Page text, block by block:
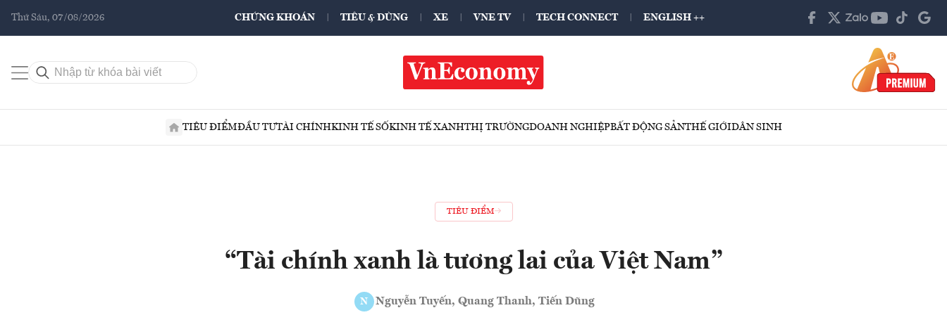
Thứ Sáu, 07/08/2026 CHỨNG KHOÁN TIÊU & DÙNG XE VNE TV TECH CONNECT ENGLISH ++
TIÊU ĐIỂMĐẦU TƯTÀI CHÍNHKINH TẾ SỐKINH TẾ XANHTHỊ TRƯỜNGDOANH NGHIỆPBẤT ĐỘNG SẢNTHẾ GIỚIDÂN SINH
TIÊU ĐIỂM
“Tài chính xanh là tương lai của Việt Nam”
N Nguyễn Tuyến, Quang Thanh, Tiến Dũng